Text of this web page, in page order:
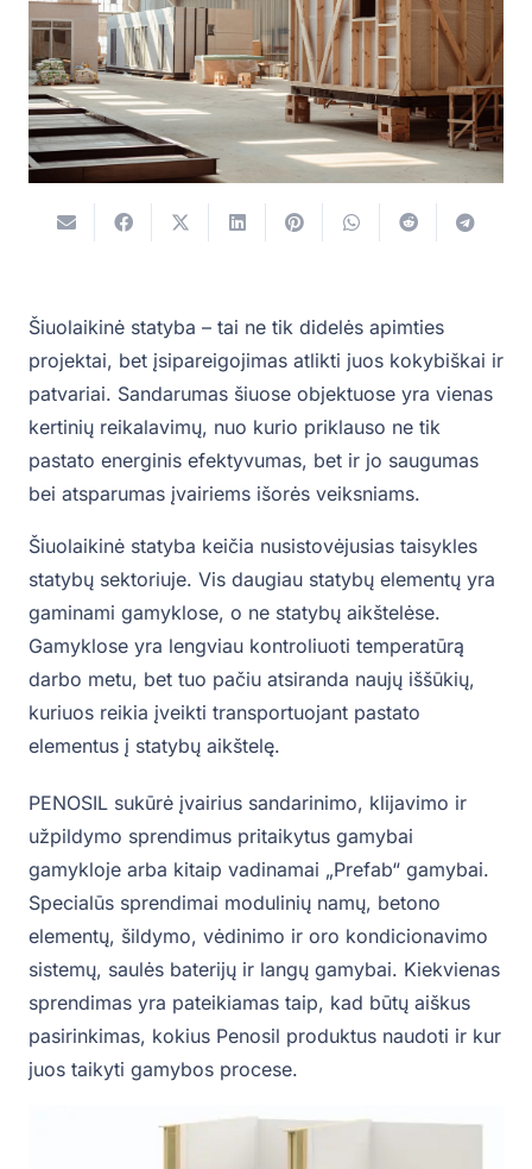
Šiuolaikinė statyba – tai ne tik didelės apimties
projektai, bet įsipareigojimas atlikti juos kokybiškai ir
patvariai. Sandarumas šiuose objektuose yra vienas
kertinių reikalavimų, nuo kurio priklauso ne tik
pastato energinis efektyvumas, bet ir jo saugumas
bei atsparumas įvairiems išorės veiksniams.
Šiuolaikinė statyba keičia nusistovėjusias taisykles
statybų sektoriuje. Vis daugiau statybų elementų yra
gaminami gamyklose, o ne statybų aikštelėse.
Gamyklose yra lengviau kontroliuoti temperatūrą
darbo metu, bet tuo pačiu atsiranda naujų iššūkių,
kuriuos reikia įveikti transportuojant pastato
elementus į statybų aikštelę.
PENOSIL sukūrė įvairius sandarinimo, klijavimo ir
užpildymo sprendimus pritaikytus gamybai
gamykloje arba kitaip vadinamai „Prefab“ gamybai.
Specialūs sprendimai modulinių namų, betono
elementų, šildymo, vėdinimo ir oro kondicionavimo
sistemų, saulės baterijų ir langų gamybai. Kiekvienas
sprendimas yra pateikiamas taip, kad būtų aiškus
pasirinkimas, kokius Penosil produktus naudoti ir kur
juos taikyti gamybos procese.